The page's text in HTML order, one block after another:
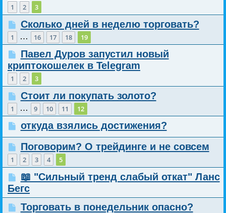
1 2 3
Сколько дней в неделю торговать?
1 … 16 17 18 19
Павел Дуров запустил новый
криптокошелек в Telegram
1 2 3
Стоит ли покупать золото?
1 … 9 10 11 12
откуда взялись достижения?
Поговорим? О трейдинге и не совсем
1 2 3 4 5
📖 "Сильный тренд слабый откат" Ланс
Бегс
Торговать в понедельник опасно?